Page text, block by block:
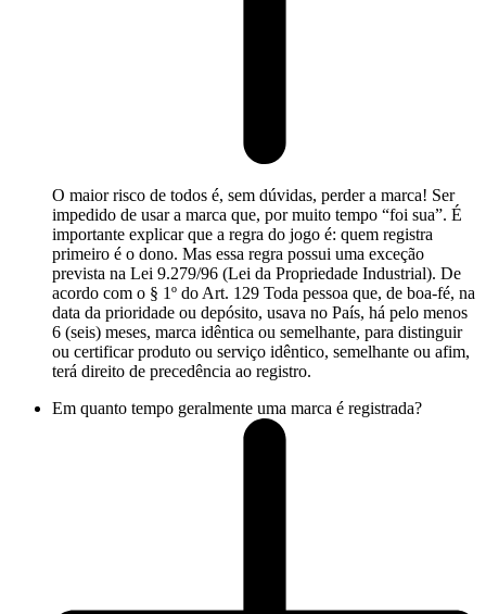
O maior risco de todos é, sem dúvidas, perder a marca! Ser
impedido de usar a marca que, por muito tempo “foi sua”. É
importante explicar que a regra do jogo é: quem registra
primeiro é o dono. Mas essa regra possui uma exceção
prevista na Lei 9.279/96 (Lei da Propriedade Industrial). De
acordo com o § 1º do Art. 129 Toda pessoa que, de boa-fé, na
data da prioridade ou depósito, usava no País, há pelo menos
6 (seis) meses, marca idêntica ou semelhante, para distinguir
ou certificar produto ou serviço idêntico, semelhante ou afim,
terá direito de precedência ao registro.
Em quanto tempo geralmente uma marca é registrada?